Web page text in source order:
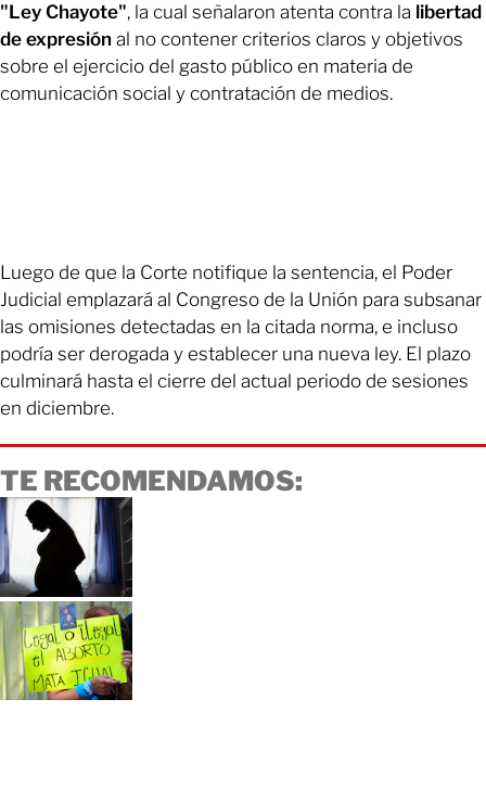
"Ley Chayote", la cual señalaron atenta contra la libertad
de expresión al no contener criterios claros y objetivos
sobre el ejercicio del gasto público en materia de
comunicación social y contratación de medios.
Luego de que la Corte notifique la sentencia, el Poder
Judicial emplazará al Congreso de la Unión para subsanar
las omisiones detectadas en la citada norma, e incluso
podría ser derogada y establecer una nueva ley. El plazo
culminará hasta el cierre del actual periodo de sesiones
en diciembre.
TE RECOMENDAMOS: